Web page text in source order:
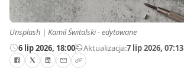
Unsplash | Kamil Świtalski - edytowane
6 lip 2026, 18:00—Aktualizacja:7 lip 2026, 07:13